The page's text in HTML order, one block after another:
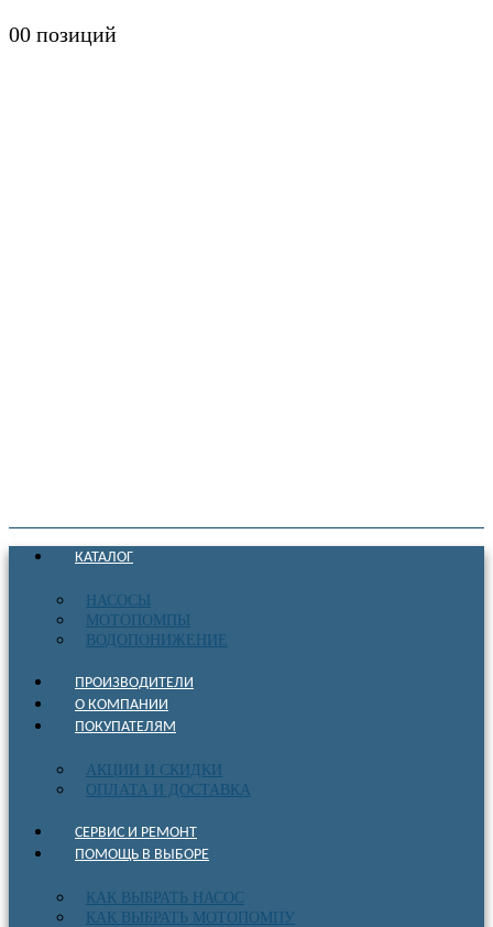
00 позиций
КАТАЛОГ
НАСОСЫ
МОТОПОМПЫ
ВОДОПОНИЖЕНИЕ
ПРОИЗВОДИТЕЛИ
О КОМПАНИИ
ПОКУПАТЕЛЯМ
АКЦИИ И СКИДКИ
ОПЛАТА И ДОСТАВКА
СЕРВИС И РЕМОНТ
ПОМОЩЬ В ВЫБОРЕ
КАК ВЫБРАТЬ НАСОС
КАК ВЫБРАТЬ МОТОПОМПУ